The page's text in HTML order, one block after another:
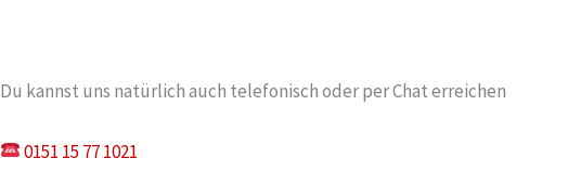
Du kannst uns natürlich auch telefonisch oder per Chat erreichen
0151 15 77 1021